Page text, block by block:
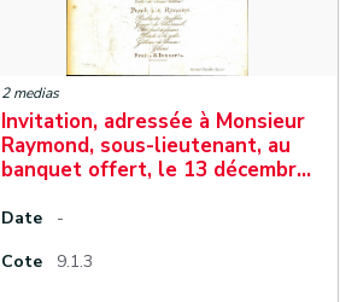
2 medias
Invitation, adressée à Monsieur
Raymond, sous-lieutenant, au
banquet offert, le 13 décembr…
Date
-
Cote
9.1.3